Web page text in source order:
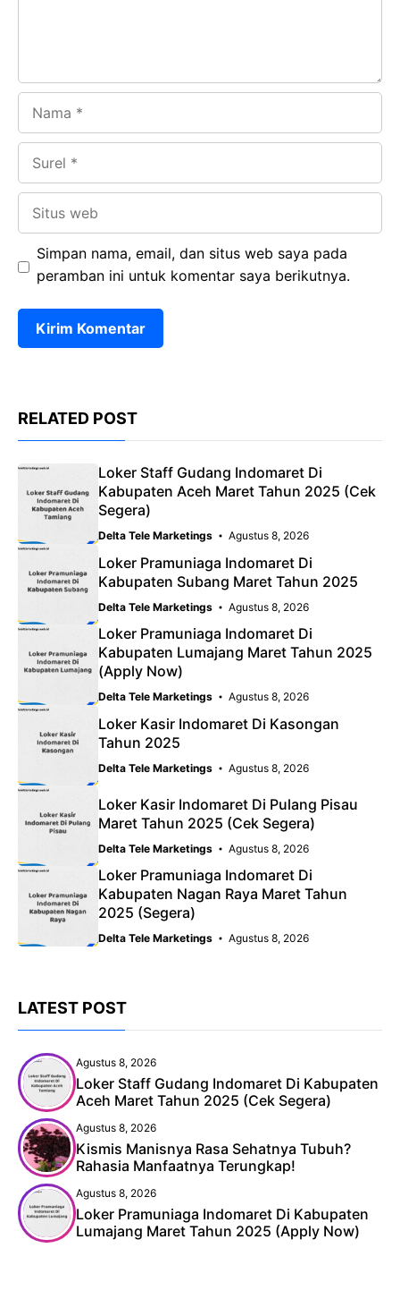
web
Simpan nama, email, dan situs web saya pada
peramban ini untuk komentar saya berikutnya.
RELATED POST
Loker Staff Gudang Indomaret Di
Kabupaten Aceh Maret Tahun 2025 (Cek
Segera)
Delta Tele Marketings Agustus 8, 2026
Loker Pramuniaga Indomaret Di
Kabupaten Subang Maret Tahun 2025
Delta Tele Marketings Agustus 8, 2026
Loker Pramuniaga Indomaret Di
Kabupaten Lumajang Maret Tahun 2025
(Apply Now)
Delta Tele Marketings Agustus 8, 2026
Loker Kasir Indomaret Di Kasongan
Tahun 2025
Delta Tele Marketings Agustus 8, 2026
Loker Kasir Indomaret Di Pulang Pisau
Maret Tahun 2025 (Cek Segera)
Delta Tele Marketings Agustus 8, 2026
Loker Pramuniaga Indomaret Di
Kabupaten Nagan Raya Maret Tahun
2025 (Segera)
Delta Tele Marketings Agustus 8, 2026
LATEST POST
Agustus 8, 2026
Loker Staff Gudang Indomaret Di Kabupaten
Aceh Maret Tahun 2025 (Cek Segera)
Agustus 8, 2026
Kismis Manisnya Rasa Sehatnya Tubuh?
Rahasia Manfaatnya Terungkap!
Agustus 8, 2026
Loker Pramuniaga Indomaret Di Kabupaten
Lumajang Maret Tahun 2025 (Apply Now)